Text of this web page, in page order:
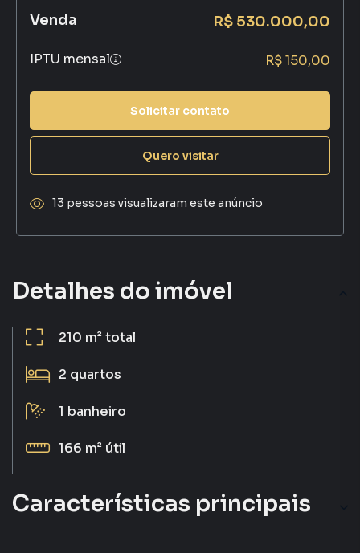
Detalhes do imóvel
210 m²total
2 quartos
1 banheiro
166 m² útil
Características principais
Venda R$ 530.000,00
IPTU mensal R$ 150,00
Solicitar contato
Quero visitar
13 pessoas visualizaram este anúncio